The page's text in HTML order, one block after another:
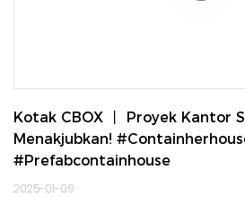
Kotak CBOX 丨 Proyek Kantor
Menakjubkan!
#prefabcontainhouse
2025-01-09